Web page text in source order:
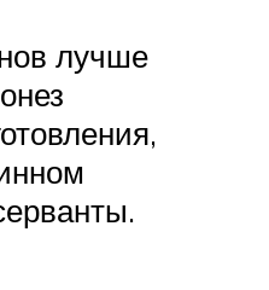
лучше